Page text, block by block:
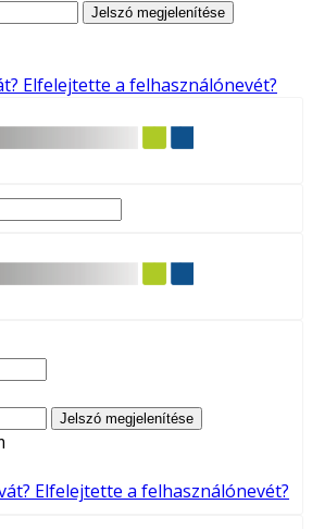
Jelszó megjelenítése
Elfelejtette a felhasználónevét?
Jelszó megjelenítése
Elfelejtette a felhasználónevét?